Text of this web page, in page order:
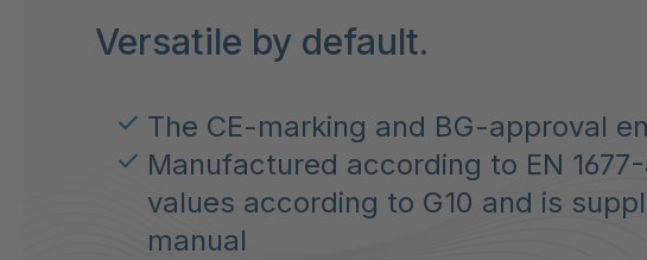
Versatile by default.
The CE-marking and BG-approval
Manufactured according to EN
values according to G10 and is
manual